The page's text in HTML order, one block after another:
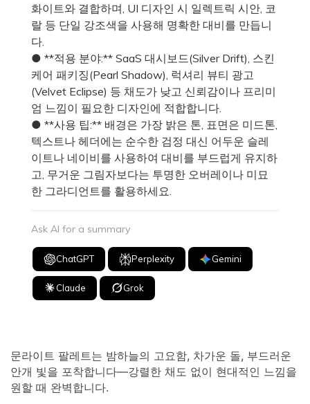
화이트와 결합하며, UI 디자인 시 일렉트릭 시안, 코
랄 등 단일 강조색을 사용해 명확한 대비를 만듭니
다.
● **적용 분야:** SaaS 대시보드(Silver Drift), 스킨
케어 패키징(Pearl Shadow), 럭셔리 뷰티 광고
(Velvet Eclipse) 등 채도가 낮고 신뢰감이나 프리미
엄 느낌이 필요한 디자인에 적합합니다.
● **사용 팁:** 배경은 가장 밝은 톤, 표면은 미드톤,
텍스트나 헤더에는 순수한 검정 대신 어두운 슬레
이트나 네이비를 사용하여 대비를 부드럽게 유지하
고, 무거운 그림자보다는 투명한 오버레이나 미묘
한 그라디언트를 활용하세요.
Ask AI for a summary
ChatGPT Perplexity Gemini
Claude Grok
문라이트 팔레트는 밤하늘의 고요함, 차가운 돌, 부드러운
안개 빛을 포착합니다—강렬한 채도 없이 현대적인 느낌을
원할 때 완벽합니다.